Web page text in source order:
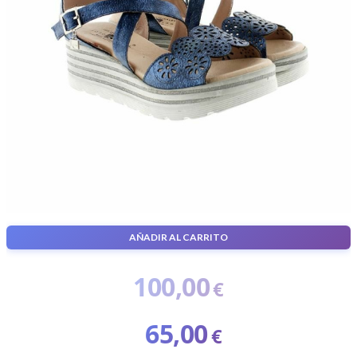
Zapatos
100,00€
El
precio
65,00€
AÑADIR AL CARRITO